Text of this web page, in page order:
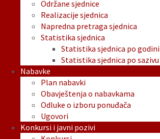
Održane sjednice
Realizacije sjednica
Napredna pretraga sjednica
Statistika sjednica
Statistika sjednica po godini
Statistika sjednica po sazivu
Nabavke
Plan nabavki
Obavještenja o nabavkama
Odluke o izboru ponuđača
Ugovori
Konkursi i javni pozivi